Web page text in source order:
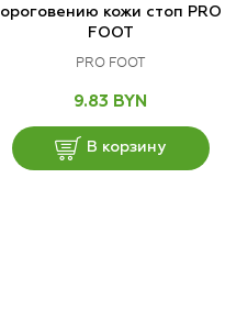
ороговению кожи стоп PRO
FOOT
PRO FOOT
9.83 BYN
В корзину